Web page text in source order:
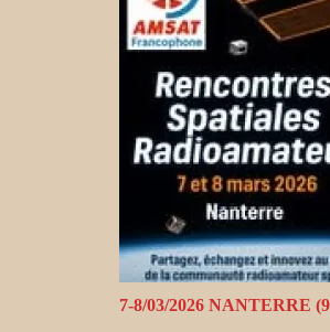
7-8/03/2026 NANTERRE